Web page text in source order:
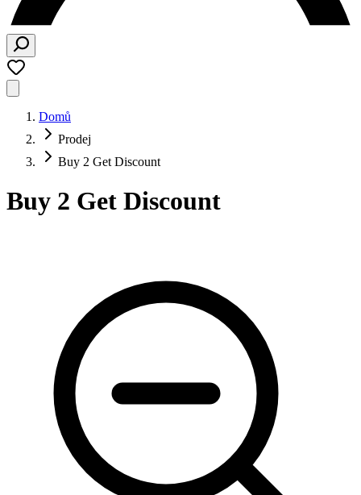
Domů
Prodej
Buy 2 Get Discount
Buy 2 Get Discount